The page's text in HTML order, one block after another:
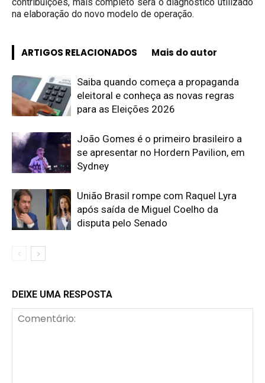
contribuições, mais completo será o diagnóstico utilizado
na elaboração do novo modelo de operação.
ARTIGOS RELACIONADOS Mais do autor
Saiba quando começa a propaganda
eleitoral e conheça as novas regras
para as Eleições 2026
João Gomes é o primeiro brasileiro a
se apresentar no Hordern Pavilion, em
Sydney
União Brasil rompe com Raquel Lyra
após saída de Miguel Coelho da
disputa pelo Senado
DEIXE UMA RESPOSTA